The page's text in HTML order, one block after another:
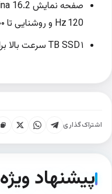
120 Hz و روشنایی تا ۱۶۰۰ نیت HDR
۱ TB SSD سرعت بالا برای ذخیره‌سازی سریع و کافی
اشتراک‌گذاری
پیشنهاد ویژه